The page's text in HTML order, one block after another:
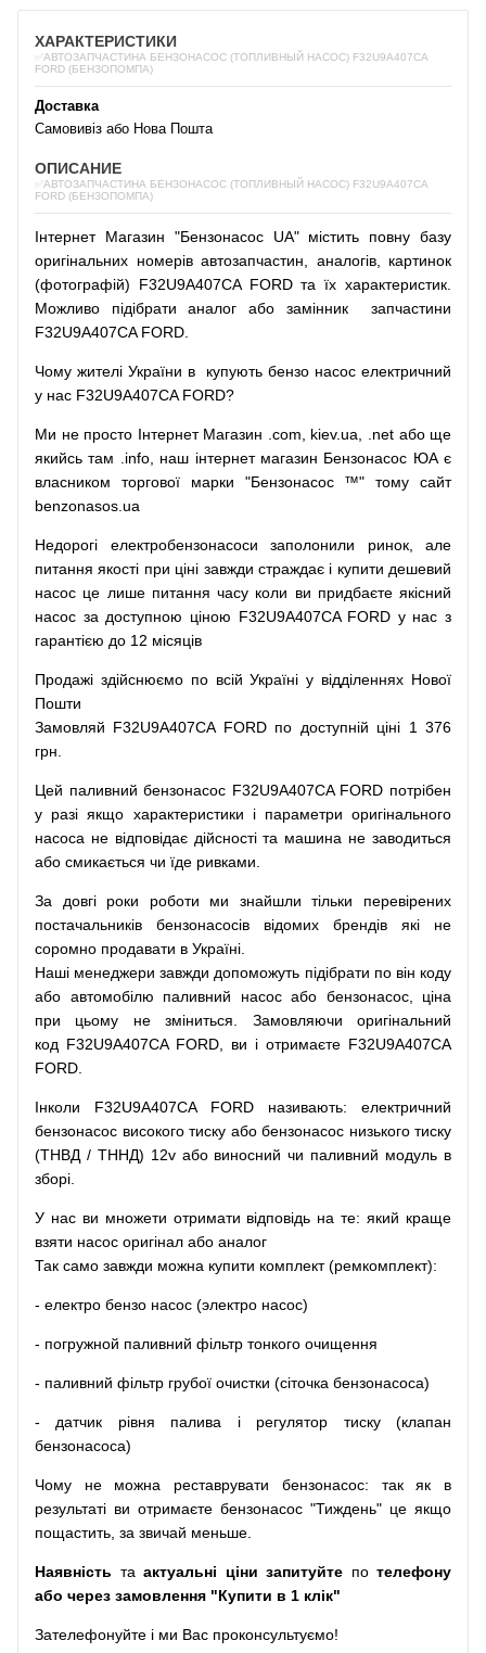
ХАРАКТЕРИСТИКИ
✅АВТОЗАПЧАСТИНА БЕНЗОНАСОС (ТОПЛИВНЫЙ НАСОС) F32U9A407CA
FORD (БЕНЗОПОМПА)
Доставка
Самовивіз або Нова Пошта
ОПИСАНИЕ
✅АВТОЗАПЧАСТИНА БЕНЗОНАСОС (ТОПЛИВНЫЙ НАСОС) F32U9A407CA
FORD (БЕНЗОПОМПА)
Інтернет Магазин "Бензонасос UA" містить повну базу
оригінальних номерів автозапчастин аналогів,
картинок
(фотографій) F32U9A407CA FORD та їх характеристик.
Можливо
підібрати аналог або замінникзапчастини
F32U9A407CA FORD.
Чому жителі України в купують бензо насос електричний
у нас F32U9A407CA FORD?
Ми не просто Інтернет Магазин .com kiev.ua .net або ще
якийсь там .info, наш інтернет магазин Бензонасос ЮА є
власником
торгової марки "Бензонасос ™" тому
сайт
benzonasos.ua
Недорогі електробензонасоси заполонили ринок,
але
питання якості при ціні завжди страждає і купити дешевий
насос це лише питання часу коли ви придбаєте якісний
насос за доступною ціною F32U9A407CA FORD у нас з
гарантією до 12 місяців
Продажі здійснюємо по всій Україні у відділеннях Нової
Пошти
Замовляй F32U9A407CA FORD по доступній ціні 1 376
грн.
Цей паливний бензонасос F32U9A407CA FORD потрібен
у разі якщо характеристики і параметри оригінального
насоса не відповідає дійсності та машина не заводиться
або смикається чи їде ривками
За довгі роки роботи ми знайшли тільки
перевірених
постачальників
бензонасосів відомих брендів які
не
соромно продавати в Україні.
Наші менеджери завжди допоможуть підібрати по він коду
або автомобілю паливний насос або бензонасос,
ціна
при
цьому не зміниться Замовляючи
оригінальний
код F32U9A407CA FORD, ви і отримаєте F32U9A407CA
FORD.
Інколи F32U9A407CA FORD називають:
електричний
бензонасос високого тиску або бензонасос низького тиску
(ТНВД / ТННД) 12v або виносний чи паливний модуль в
зборі
У нас ви множети отримати відповідь на те: який краще
взяти насос оригінал або аналог
Так само завжди можна купити комплект (ремкомплект):
- електро бензо насос (электро насос)
- погружной паливний фільтр тонкого очищення
- паливний фільтр грубої очистки (сіточка бензонасоса)
- датчик рівня палива і регулятор тиску (клапан
бензонасоса)
Чому не можна реставрувати бензонасос: так як
в
результаті ви отримаєте бензонасос "Тиждень" це якщо
пощастить, за звичай меньше.
Наявність та актуальні ціни запитуйте по телефону
або через замовлення "Купити в 1 клік"
Зателефонуйте і ми Вас проконсультуємо!